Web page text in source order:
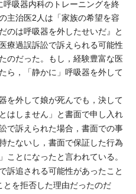
吸器内科のトレーニングを終
主治医2人は「家族の希望を容
のは呼吸器を外したせいだ』と
療過誤訴訟で訴えられる可能性
のだった。もし，経験豊富な医
ら，「静かに」呼吸器を外して
を外して娘が死んでも，決して
はしません」と書面で申し入れ
で訴えられた場合，書面での事
たないし，書面で保証した行為
ことになったと言われている。
訴追される可能性があったこと
とを拒否した理由だったのだ